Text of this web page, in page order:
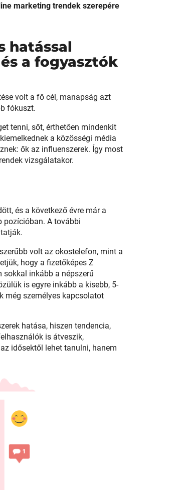
marketing trendek szerepére
hatással
a fogyasztók
volt a fő cél, manapság azt
fókuszt.
tenni, sőt, érthetően mindenkit
a közösségi média
ők az influenszerek. Így most
vizsgálatakor.
és a következő évre már a
pozícióban. A további
volt az okostelefon, mint a
hogy a fizetőképes Z
inkább a népszerű
is egyre inkább a kisebb, 5-
még személyes kapcsolatot
hatása, hiszen tendencia,
is átveszik,
idősektől lehet tanulni, hanem